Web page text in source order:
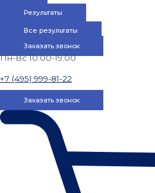
Результаты
Все результаты
Заказать звонок
Пн-Вс 10:00-19:00
+7 (495) 999-81-22
Заказать звонок